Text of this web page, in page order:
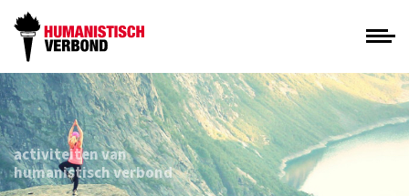
activiteiten van
humanistisch verbond